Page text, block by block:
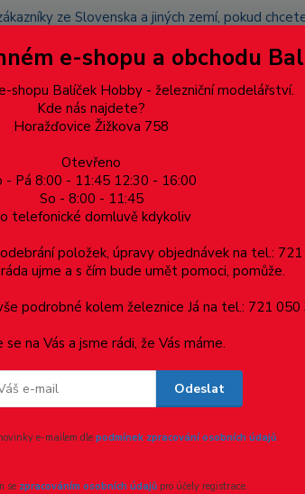
ze Slovenska a jiných zemí, pokud
bude po domluvě zaslána znovu s
a rušeny následující objednávky.
upomínkové předměty
přívěsem (dlouhý nákladní vůz) "DB Schenker"
přívěsem (dlouhý
e-shopu a obchodu
shopu Balíček Hobby - železniční modelářství.
Kde nás najdete?
Horažďovice Žižkova 758
Otevřeno
- Pá 8:00 - 11:45 12:30 - 16:00
So - 8:00 - 11:45
telefonické domluvě kdykoliv
položek, úpravy objednávek na tel.:
ujme a s čím bude umět pomoci, pomůže.
podrobné kolem železnice Já na tel.: 721 050
se na Vás a jsme rádi, že Vás máme.
Odeslat
e-mailem dlepodmínek zpracování osobních údajů.
se zpracováním osobních údajůpro účely registrace.